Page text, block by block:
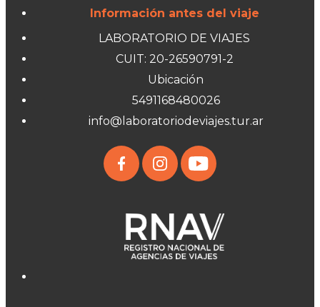
Información antes del viaje
LABORATORIO DE VIAJES
CUIT: 20-26590791-2
Ubicación
5491168480026
info@laboratoriodeviajes.tur.ar